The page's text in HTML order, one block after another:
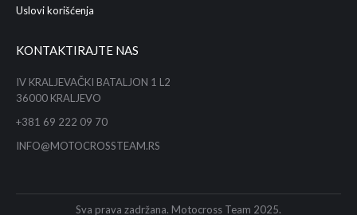
Uslovi korišćenja
KONTAKTIRAJTE NAS
IV KRALJEVAČKI BATALJON 1 L2
36000 KRALJEVO
+381 69 222 09 70
INFO@MOTOCROSSTEAM.RS
Sva prava zadržana. Motocross Team 2025.